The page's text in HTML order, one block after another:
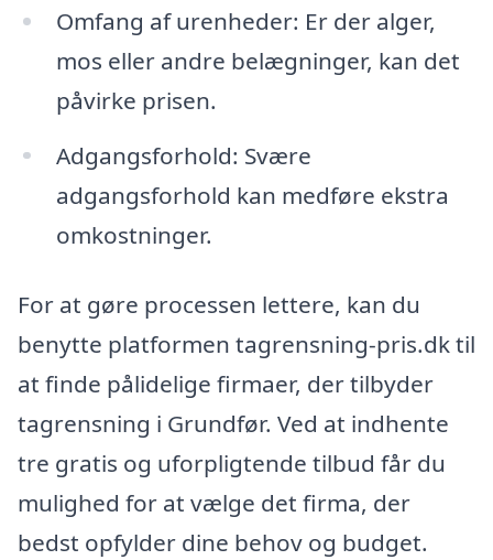
Omfang af urenheder: Er der alger,
mos eller andre belægninger, kan det
påvirke prisen.
Adgangsforhold: Svære
adgangsforhold kan medføre ekstra
omkostninger.
For at gøre processen lettere, kan du
benytte platformen tagrensning-pris.dk til
at finde pålidelige firmaer, der tilbyder
tagrensning i Grundfør. Ved at indhente
tre gratis og uforpligtende tilbud får du
mulighed for at vælge det firma, der
bedst opfylder dine behov og budget.